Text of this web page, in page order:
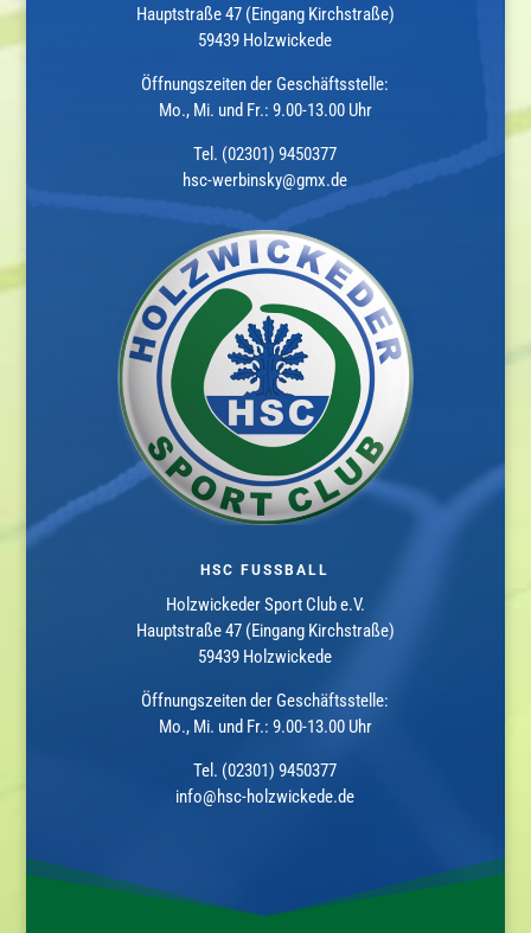
Hauptstraße 47 (Eingang Kirchstraße)
59439 Holzwickede
Öffnungszeiten der Geschäftsstelle:
Mo., Mi. und Fr.: 9.00-13.00 Uhr
Tel. (02301) 9450377
hsc-werbinsky@gmx.de
HSC FUSSBALL
Holzwickeder Sport Club e.V.
Hauptstraße 47 (Eingang Kirchstraße)
59439 Holzwickede
Öffnungszeiten der Geschäftsstelle:
Mo., Mi. und Fr.: 9.00-13.00 Uhr
Tel. (02301) 9450377
info@hsc-holzwickede.de